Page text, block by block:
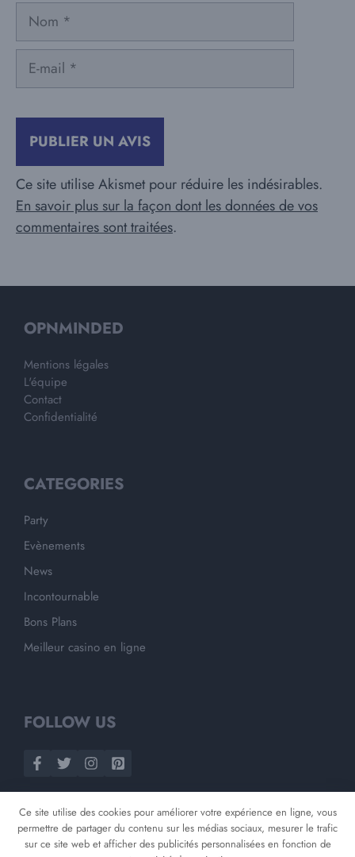
Nom
mail
Ce site utilise Akismet pour réduire les indésirables.
En savoir plus sur la façon dont les données de vos
commentaires sont traitées.
OPNMINDED
Mentions légales
L'équipe
Contact
Confidentialité
CATEGORIES
Party
Evènements
News
Incontournable
Bons Plans
Meilleur casino en ligne
FOLLOW US
Ce site utilise des cookies pour améliorer votre expérience en ligne, vous
permettre de partager du contenu sur les médias sociaux, mesurer le trafic
sur ce site web et afficher des publicités personnalisées en fonction de